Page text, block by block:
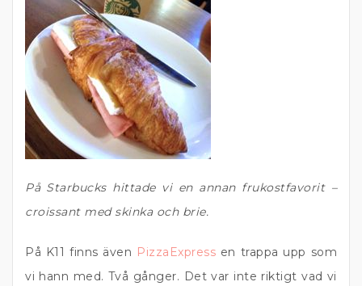
På Starbucks hittade vi en annan frukostfavorit –
croissant med skinka och brie.
På K11 finns även PizzaExpress en trappa upp som
vi hann med. Två gånger. Det var inte riktigt vad vi